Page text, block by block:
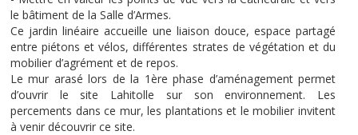
le bâtiment de la Salle d’Armes.
Ce jardin linéaire accueille une liaison douce, espace partagé
entre piétons et vélos, différentes strates de végétation et du
mobilier d’agrément et de repos.
Le mur arasé lors de la 1ère phase d’aménagement permet
d’ouvrir le site Lahitolle sur son environnement. Les
percements dans ce mur, les plantations et le mobilier invitent
à venir découvrir ce site.